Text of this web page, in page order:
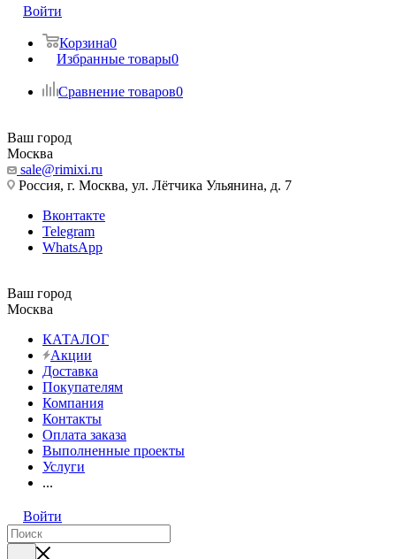
Войти
Корзина0
Избранные товары0
Сравнение товаров0
Ваш город
Москва
sale@rimixi.ru
Россия, г. Москва, ул. Лётчика Ульянина, д. 7
Вконтакте
Telegram
WhatsApp
Ваш город
Москва
КАТАЛОГ
Акции
Доставка
Покупателям
Компания
Контакты
Оплата заказа
Выполненные проекты
Услуги
...
Войти